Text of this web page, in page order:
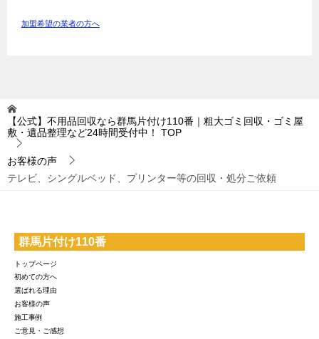
加盟希望の業者の方へ
【公式】不用品回収なら群馬片付け110番｜粗大ゴミ回収・ゴミ屋
敷・遺品整理など24時間受付中！
TOP
お客様の声
テレビ、シングルベッド、プリンター等の回収・処分ご依頼
群馬片付け110番
トップページ
初めての方へ
選ばれる理由
お客様の声
施工事例
ご意見・ご感想